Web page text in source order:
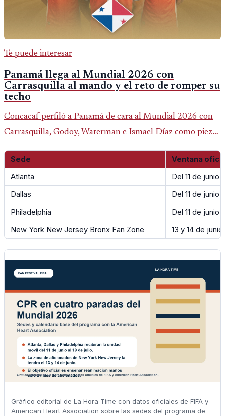
Te puede interesar
Panamá llega al Mundial 2026 con
Carrasquilla al mando y el reto de romper su
techo
Concacaf perfiló a Panamá de cara al Mundial 2026 con
Carrasquilla, Godoy, Waterman e Ismael Díaz como piezas
centrales en un grupo que también incluye a Inglaterra,
Croacia y Ghana.
Sede
Ventana
Atlanta
Del 11 de junio
Dallas
Del 11 de junio
Philadelphia
Del 11 de junio
New York New Jersey Bronx Fan Zone
13 y 14 de junio
Gráfico editorial de La Hora Time con datos oficiales de FIFA y
American Heart Association sobre las sedes del programa de